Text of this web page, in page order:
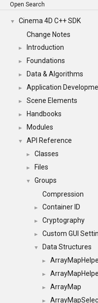
Open Search
▼
Cinema 4D C++ SDK
Change Notes
► Introduction
► Foundations
► Data & Algorithms
► Application
► Scene Elements
► Handbooks
► Modules
▼ API Reference
► Classes
► Files
▼
Groups
Compression
► Container ID
► Cryptography
► Custom GUI
▼ Data Structures
►
►
► ArrayMap
►